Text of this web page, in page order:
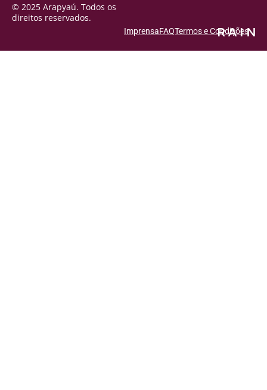
© 2025 Arapyaú. Todos os
direitos reservados.
ImprensaFAQTermos e Condições